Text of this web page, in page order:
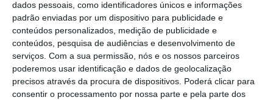
dados pessoais, como identificadores únicos e informações
padrão enviadas por um dispositivo para publicidade e
conteúdos personalizados, medição de publicidade e
conteúdos, pesquisa de audiências e desenvolvimento de
serviços. Com a sua permissão, nós e os nossos parceiros
poderemos usar identificação e dados de geolocalização
precisos através da procura de dispositivos. Poderá clicar para
consentir o processamento por nossa parte e pela parte dos
desporto. Acreditamos no potencial da Zen8
para transformar o treino de natação
doméstico a nível global”, diz Tomás Lavin
Peixe,head of venture capitalda Lince Capital,
citado em comunicado.